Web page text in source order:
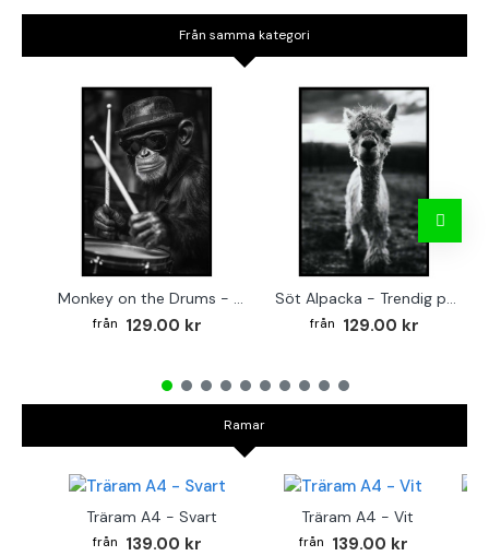
Från samma kategori
Monkey on the Drums - Trendig poster
129.00 kr
Söt Alpacka - Trendig poster
129.00 kr
Ramar
Träram A4 - Svart
139.00 kr
Träram A4 - Vit
139.00 kr